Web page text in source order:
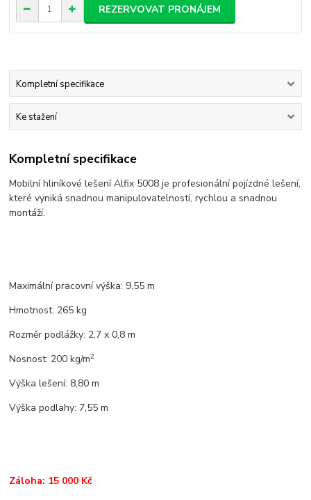
REZERVOVAT PRONÁJEM
Kompletní specifikace
Ke stažení
Kompletní specifikace
Mobilní hliníkové lešení Alfix 5008 je profesionální pojízdné lešení,
které vyniká snadnou manipulovatelností, rychlou a snadnou
montáží.
Maximální pracovní výška: 9,55 m
Hmotnost: 265 kg
Rozměr podlážky: 2,7 x 0,8 m
Nosnost: 200 kg/m2
Výška lešení: 8,80 m
Výška podlahy: 7,55 m
Záloha: 15 000 Kč